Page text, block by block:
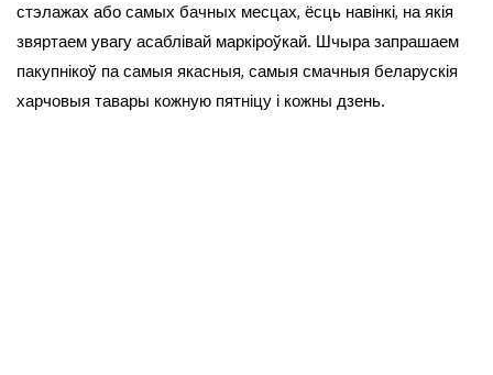
стэлажах або самых бачных месцах, ёсць навінкі, на якія
звяртаем увагу асаблівай маркіроўкай. Шчыра запрашаем
пакупнікоў па самыя якасныя, самыя смачныя беларускія
харчовыя тавары кожную пятніцу і кожны дзень.